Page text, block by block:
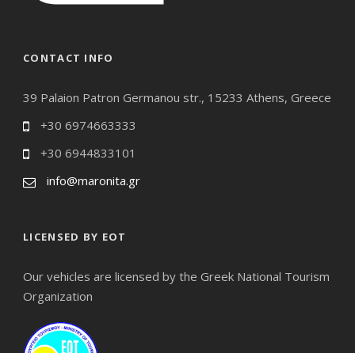
CONTACT INFO
39 Palaion Patron Germanou str., 15233 Athens, Greece
+30 6974663333
+30 6944833101
info@maronita.gr
LICENSED BY EOT
Our vehicles are licensed by the Greek National Tourism
Organization